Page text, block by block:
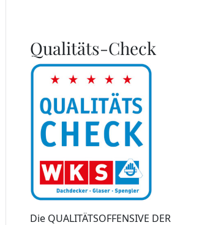
Qualitäts-Check
Die QUALITÄTSOFFENSIVE DER